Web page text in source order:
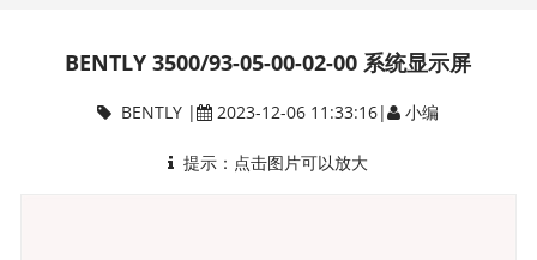
BENTLY 3500/93-05-00-02-00 系统显示屏
BENTLY | 2023-12-06 11:33:16| 小编
提示：点击图片可以放大